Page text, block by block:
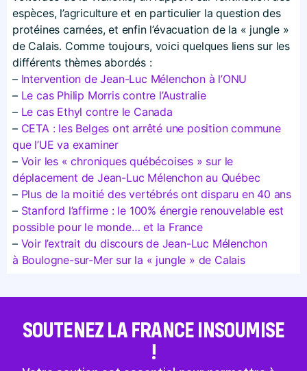
espèces, l’agriculture et en particulier la question des
protéines carnées, et enfin l’évacuation de la « jungle »
de Calais. Comme toujours, voici quelques liens sur les
différents thèmes abordés :
– Intervention de Jean-Luc Mélenchon à l’ONU
– Le cas Philip Morris contre l’Australie
– Le cas Ethyl contre le Canada
– CETA : les Belges ont arrêté une position commune
que l’UE va examiner
– Voir les « chroniques québécoises » sur le
déplacement de Jean-Luc Mélenchon au Québec
– Plus de la moitié des vertébrés ont disparu en 40 ans
– Stanford l’affirme : le 100% énergie renouvelable est
possible pour le monde… et la France
– Voir l’extrait du discours de Jean-Luc Mélenchon
à Boulogne-sur-Mer sur la « jungle » de Calais
SOUTENEZ LA FRANCE INSOUMISE
!